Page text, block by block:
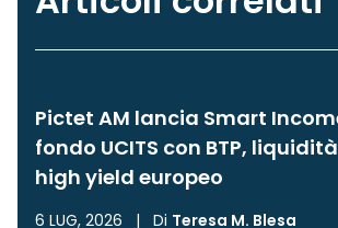
Pictet AM lancia Smart
fondo UCITS con BTP,
high yield europeo
6 LUG, 2026 | Di Teresa M. Blesa